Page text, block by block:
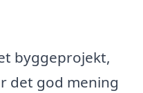
byggeprojekt,
det god mening